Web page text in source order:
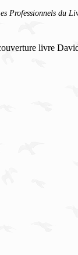
Professionnels du